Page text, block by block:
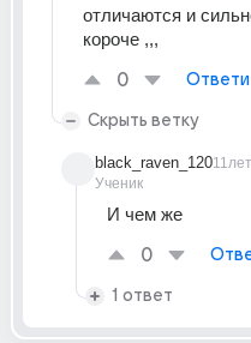
отличаются и
короче ,,,
0
Скрыть ветку
black_raven_120
Ученик
11лет
И чем же
0
1 ответ